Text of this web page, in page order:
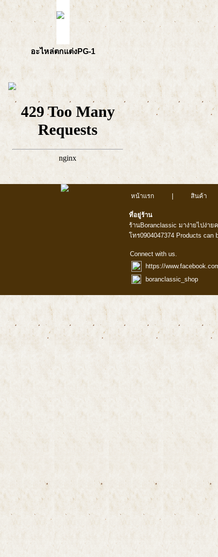
อะไหล่ตกแต่งPG-1
หน้าแรก สินค้า
ที่อยู่ร้าน
ร้านBoranclassic มาง่ายไปง่า
โทร0904047374 Products can
Connect with us.
https://
boranclassic_shop